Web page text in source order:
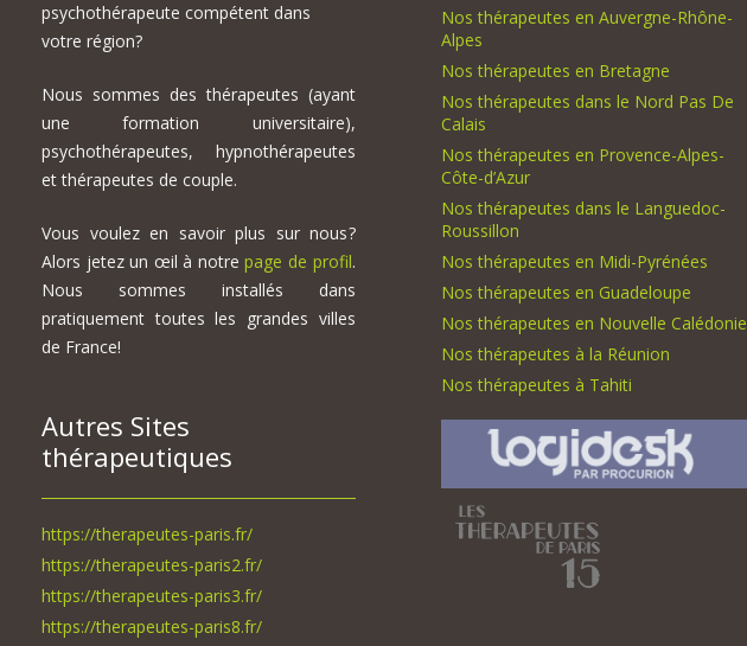
psychothérapeute compétent dans
votre région?
Nous sommes des thérapeutes (ayant
une formation universitaire),
psychothérapeutes, hypnothérapeutes
et thérapeutes de couple.
Vous voulez en savoir plus sur nous?
Alors jetez un œil à notrepage de profil.
Nous sommes installés dans
pratiquement toutes les grandes villes
de France!
Autres Sites
thérapeutiques
https://therapeutes-paris.fr/
https://therapeutes-paris2.fr/
https://therapeutes-paris3.fr/
https://therapeutes-paris8.fr/
Nos thérapeutes en Auvergne-Rhône-
Alpes
Nos thérapeutes en Bretagne
Nos thérapeutes dans le Nord Pas De
Calais
Nos thérapeutes en Provence-Alpes-
Côte-d’Azur
Nos thérapeutes dans le Languedoc-
Roussillon
Nos thérapeutes en Midi-Pyrénées
Nos thérapeutes en Guadeloupe
Nos thérapeutes en Nouvelle Calédonie
Nos thérapeutes à la Réunion
Nos thérapeutes à Tahiti